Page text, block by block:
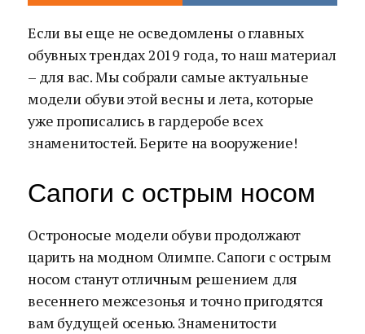
Если вы еще не осведомлены о главных
обувных трендах 2019 года, то наш материал
– для вас. Мы собрали самые актуальные
модели обуви этой весны и лета, которые
уже прописались в гардеробе всех
знаменитостей. Берите на вооружение!
Сапоги с острым носом
Остроносые модели обуви продолжают
царить на модном Олимпе. Сапоги с острым
носом станут отличным решением для
весеннего межсезонья и точно пригодятся
вам будущей осенью. Знаменитости